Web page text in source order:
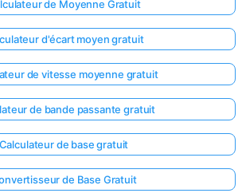
de Moyenne Gratuit
d'écart moyen gratuit
de vitesse moyenne gratuit
de bande passante gratuit
Calculateur de base gratuit
de Base Gratuit